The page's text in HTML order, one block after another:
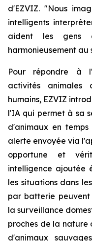
d'EZVIZ. "Nous
intelligents
aident les gens
harmonieusement au
Pour répondre à
activités
humains, EZVIZ
l'IA qui permet à sa
d'animaux en
alerte envoyée via
opportune et
intelligence ajoutée
les situations dans
par batterie
la surveillance
proches de la nature
d'animaux